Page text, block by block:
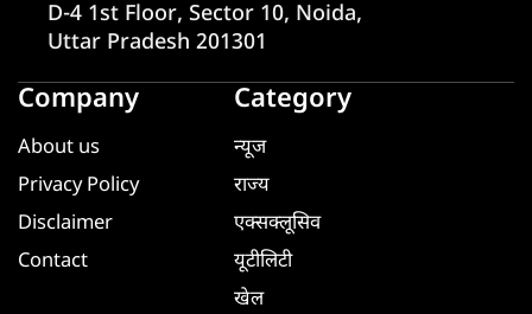
D-4 1st Floor, Sector 10, Noida,
Uttar Pradesh 201301
Company
About us
Privacy Policy
Disclaimer
Contact
Category
न्यूज
राज्य
एक्सक्लूसिव
यूटीलिटी
खेल